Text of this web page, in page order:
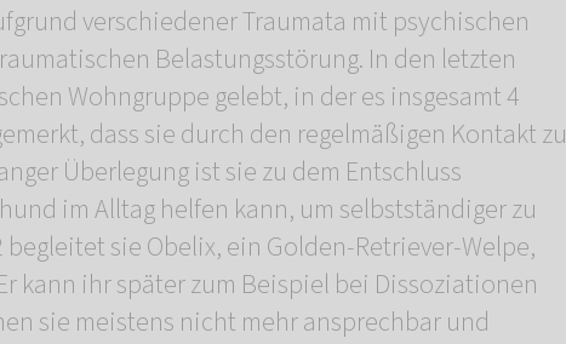
verschiedener Traumata mit psychischen
Belastungsstörung. In den letzten
Wohngruppe gelebt, in der es insgesamt 4
dass sie durch den regelmäßigen Kontakt zu
Überlegung ist sie zu dem Entschluss
im Alltag helfen kann, um selbstständiger zu
sie Obelix, ein Golden-Retriever-Welpe,
kann ihr später zum Beispiel bei Dissoziationen
sie meistens nicht mehr ansprechbar und